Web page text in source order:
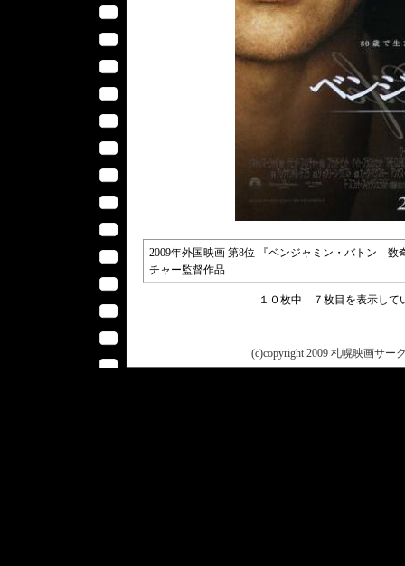
2009年外国映画 第8位 『ベンジャミン・バトン 数
チャー監督作品
１０枚中 ７枚目を表示し
(c)copyright 2009 札幌映画サー